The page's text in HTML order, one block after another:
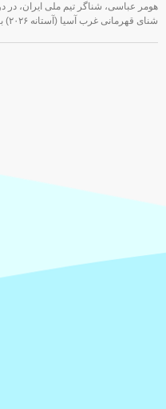
شنای قهرمانی غرب آسیا (آستانه ۲۰۲۶) با ثبت زمان ۲۵.۶۷ ثانیه در جایگاه نخست قرار